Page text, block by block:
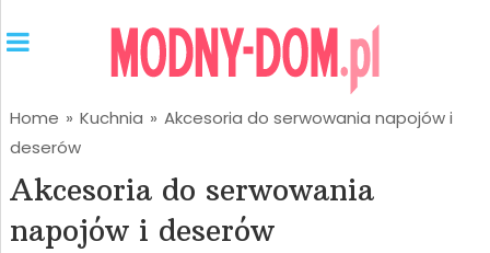
Home » Kuchnia » Akcesoria do serwowania napojów i
deserów
Akcesoria do serwowania
napojów i deserów